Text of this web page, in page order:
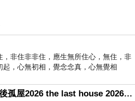
網慢慢挑選，不用等店家開
友【ASUS】RT-N66U
無線路由器的推薦開箱文
，非住非非住，應生無所住心，無住，非
，心無初相，覺念念真，心無覺相
電影最後孤屋2026 the last house 2026 movie